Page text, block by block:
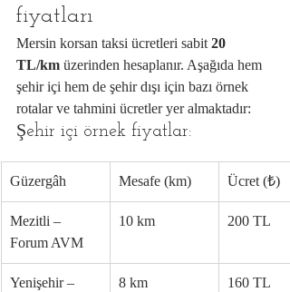
fiyatları
Mersin korsan taksi ücretleri sabit 20
TL/km üzerinden hesaplanır. Aşağıda hem
şehir içi hem de şehir dışı için bazı örnek
rotalar ve tahmini ücretler yer almaktadır:
Şehir içi örnek fiyatlar:
Güzergâh Mesafe (km) Ücret (₺)
Mezitli –
Forum AVM
10 km 200 TL
Yenişehir –
8 km 160 TL